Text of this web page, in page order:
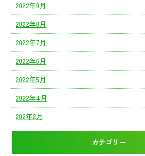
2022年9月
2022年8月
2022年7月
2022年6月
2022年5月
2022年4月
202年2月
カテゴリー